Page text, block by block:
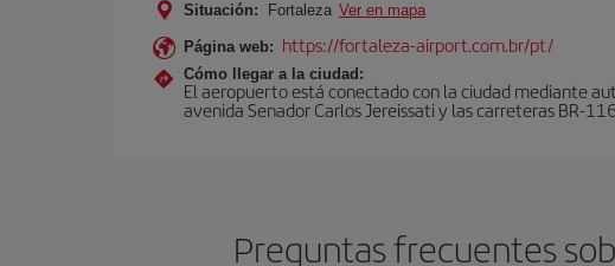
Situación: Fortaleza Ver en mapa
Página web: https://fortaleza-airport.com.br/pt/
Cómo llegar a la ciudad:
El aeropuerto está conectado con la ciudad mediante
avenida Senador Carlos Jereissati y las carreteras BR-
Preguntas frecuentes